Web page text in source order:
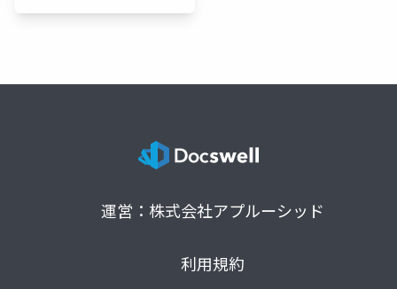
運営：株式会社アプルーシッド
利用規約